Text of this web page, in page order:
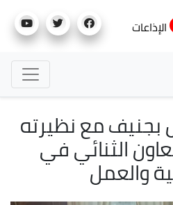
إلى
مع نظيرته
الثنائي في
والعمل